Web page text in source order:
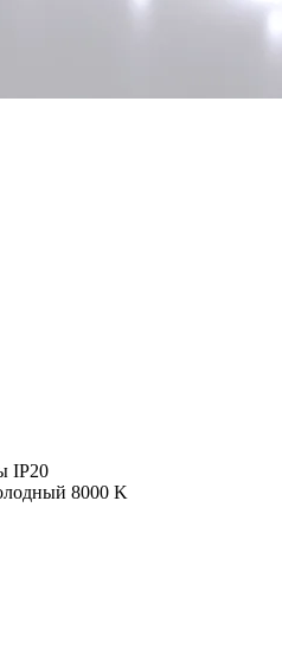
IP20
8000 K